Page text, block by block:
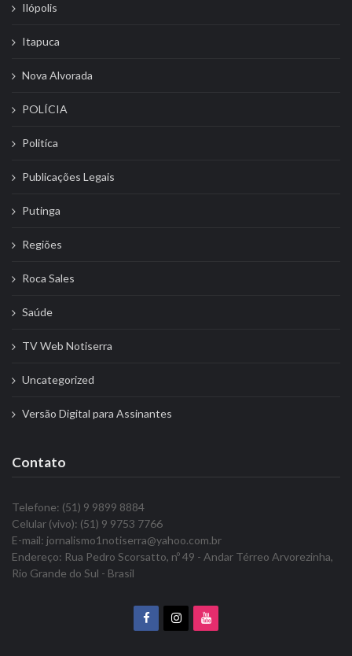
Ilópolis
Itapuca
Nova Alvorada
POLÍCIA
Politíca
Publicações Legais
Putinga
Regiões
Roca Sales
Saúde
TV Web Notiserra
Uncategorized
Versão Digital para Assinantes
Contato
Telefone: (51) 9 9899 8884
Celular (vivo): (51) 9 9753 7766
E-mail: jornalismo1notiserra@yahoo.com.br
Endereço: Rua Pedro Scorsatto, nº 49 - Andar Térreo Arvorezinha,
Rio Grande do Sul - Brasil